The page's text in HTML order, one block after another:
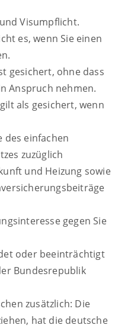
Visumpflicht.
es, wenn Sie einen
gesichert, ohne dass
Anspruch nehmen.
als gesichert, wenn
des einfachen
zuzüglich
und Heizung sowie
gegen Sie
oder beeinträchtigt
Bundesrepublik
zusätzlich: Die
hat die deutsche